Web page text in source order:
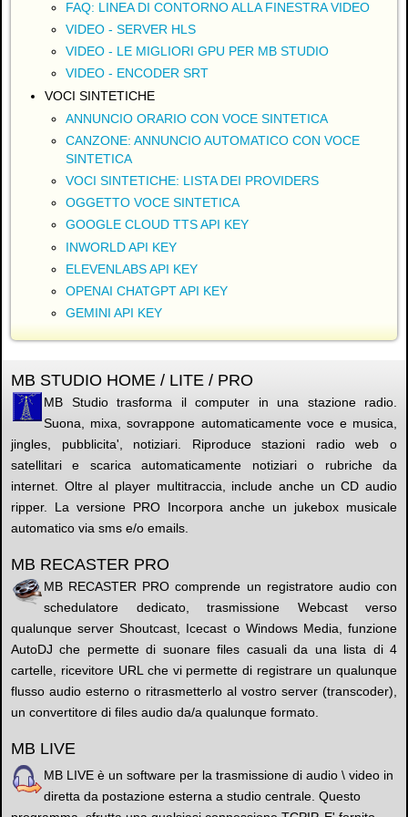
FAQ: LINEA DI CONTORNO ALLA FINESTRA VIDEO
VIDEO - SERVER HLS
VIDEO - LE MIGLIORI GPU PER MB STUDIO
VIDEO - ENCODER SRT
VOCI SINTETICHE
ANNUNCIO ORARIO CON VOCE SINTETICA
CANZONE: ANNUNCIO AUTOMATICO CON VOCE
SINTETICA
VOCI SINTETICHE: LISTA DEI PROVIDERS
OGGETTO VOCE SINTETICA
GOOGLE CLOUD TTS API KEY
INWORLD API KEY
ELEVENLABS API KEY
OPENAI CHATGPT API KEY
GEMINI API KEY
MB STUDIO HOME / LITE / PRO
MB Studio trasforma il computer in una stazione radio.
Suona, mixa, sovrappone automaticamente voce e musica,
jingles, pubblicita', notiziari. Riproduce stazioni radio web o
satellitari e scarica automaticamente notiziari o rubriche da
internet. Oltre al player multitraccia, include anche un CD audio
ripper. La versione PRO Incorpora anche un jukebox musicale
automatico via sms e/o emails.
MB RECASTER PRO
MB RECASTER PRO comprende un registratore audio con
schedulatore dedicato, trasmissione Webcast verso
qualunque server Shoutcast, Icecast o Windows Media, funzione
AutoDJ che permette di suonare files casuali da una lista di 4
cartelle, ricevitore URL che vi permette di registrare un qualunque
flusso audio esterno o ritrasmetterlo al vostro server (transcoder),
un convertitore di files audio da/a qualunque formato.
MB LIVE
MB LIVE è un software per la trasmissione di audio \ video in
diretta da postazione esterna a studio centrale. Questo